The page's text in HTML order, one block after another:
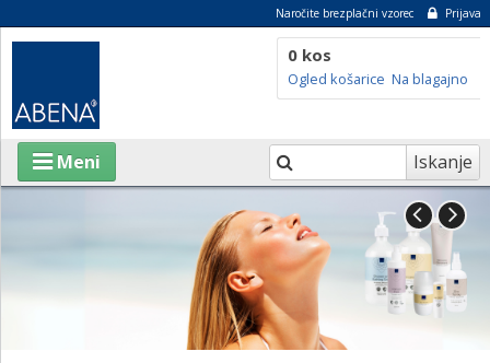
Naročite brezplačni vzorec Prijava
0 kos
Ogled košarice Na blagajno
Iskanje
Meni